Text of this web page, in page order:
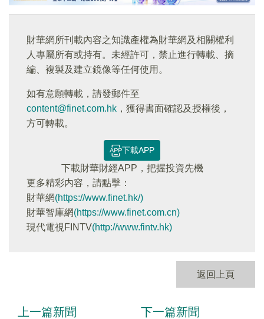
財華網所刊載內容之知識產權為財華網及相關權利
人專屬所有或持有。未經許可，禁止進行轉載、摘
編、複製及建立鏡像等任何使用。
如有意願轉載，請發郵件至
content@finet.com.hk ，獲得書面確認及授權後，
方可轉載。
下載APP
下載財華財經APP，把握投資先機
更多精彩内容，請點擊：
財華網(https://www.finet.hk/)
財華智庫網(https://www.finet.com.cn)
現代電視FINTV(http://www.fintv.hk)
返回上頁
上一篇新聞 下一篇新聞